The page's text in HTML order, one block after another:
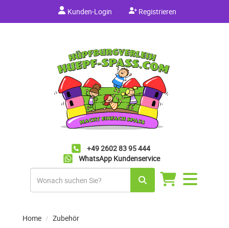
Kunden-Login Registrieren
+49 2602 83 95 444
WhatsApp Kundenservice
Navigation
umschalten
Home Zubehör